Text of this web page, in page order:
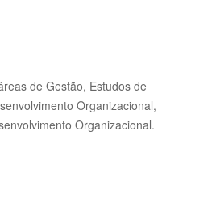
de Gestão, Estudos de
Organizacional,
Organizacional.